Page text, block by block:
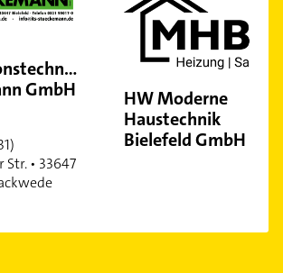
GmbH
• 33647
HW Moderne
Haustechnik
Bielefeld GmbH